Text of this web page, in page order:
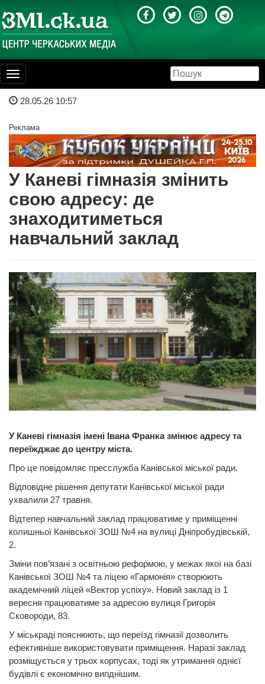
Toggle
navigation
28.05.26 10:57
Реклама
У Каневі гімназія змінить
свою адресу: де
знаходитиметься
навчальний заклад
У Каневі гімназія імені Івана Франка змінює адресу та
переїжджає до центру міста.
Про це повідомляє пресслужба Канівської міської ради.
Відповідне рішення депутати Канівської міської ради
ухвалили 27 травня.
Відтепер навчальний заклад працюватиме у приміщенні
колишньої Канівської ЗОШ №4 на вулиці Дніпробудівській,
2.
Зміни пов’язані з освітньою реформою, у межах якої на базі
Канівської ЗОШ №4 та ліцею «Гармонія» створюють
академічний ліцей «Вектор успіху». Новий заклад із 1
вересня працюватиме за адресою вулиця Григорія
Сковороди, 83.
У міськраді пояснюють, що переїзд гімназії дозволить
ефективніше використовувати приміщення. Наразі заклад
розміщується у трьох корпусах, тоді як утримання однієї
будівлі є економічно вигіднішим.